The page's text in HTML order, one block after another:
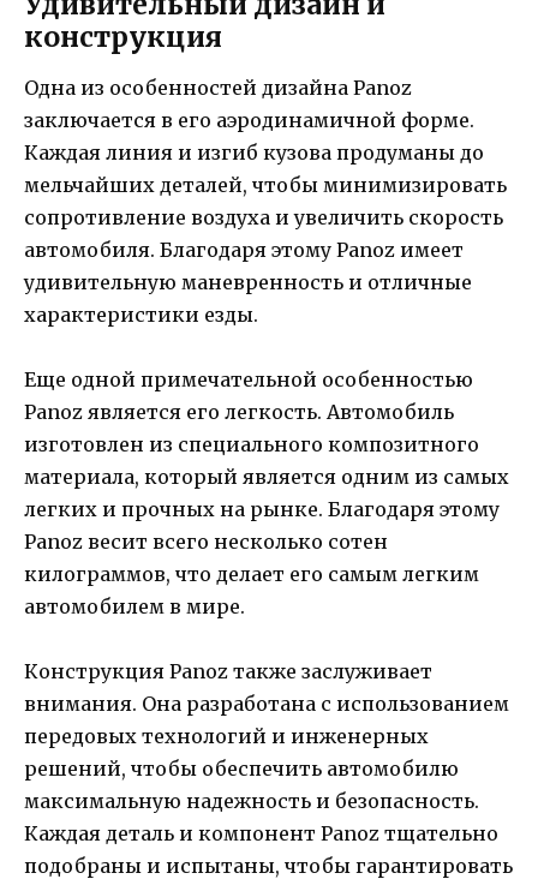
конструкция
Одна из особенностей дизайна Panoz
заключается в его аэродинамичной форме.
Каждая линия и изгиб кузова продуманы до
мельчайших деталей, чтобы минимизировать
сопротивление воздуха и увеличить скорость
автомобиля. Благодаря этому Panoz имеет
удивительную маневренность и отличные
характеристики езды.
Еще одной примечательной особенностью
Panoz является его легкость. Автомобиль
изготовлен из специального композитного
материала, который является одним из самых
легких и прочных на рынке. Благодаря этому
Panoz весит всего несколько сотен
килограммов, что делает его самым легким
автомобилем в мире.
Конструкция Panoz также заслуживает
внимания. Она разработана с использованием
передовых технологий и инженерных
решений, чтобы обеспечить автомобилю
максимальную надежность и безопасность.
Каждая деталь и компонент Panoz тщательно
подобраны и испытаны, чтобы гарантировать